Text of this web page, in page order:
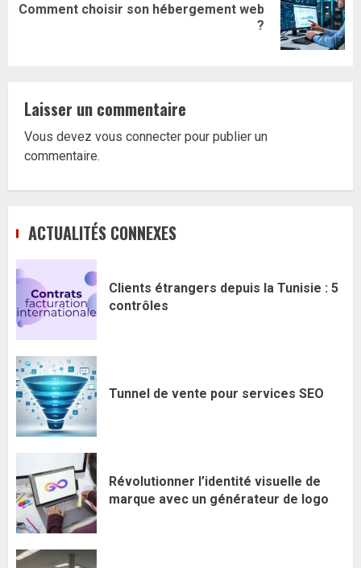
Article
Comment choisir son hébergement web
?
Laisser un commentaire
Vous devez vous connecter pour publier un
commentaire.
ACTUALITÉS CONNEXES
Clients étrangers depuis la Tunisie : 5
contrôles
Tunnel de vente pour services SEO
Révolutionner l’identité visuelle de
marque avec un générateur de logo